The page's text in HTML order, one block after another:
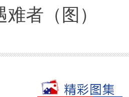
者（图）